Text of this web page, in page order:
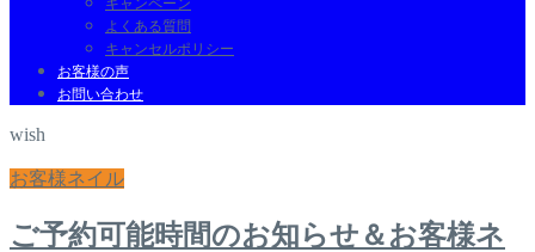
キャンペーン
よくある質問
キャンセルポリシー
お客様の声
お問い合わせ
wish
お客様ネイル
ご予約可能時間のお知らせ＆お客様ネ